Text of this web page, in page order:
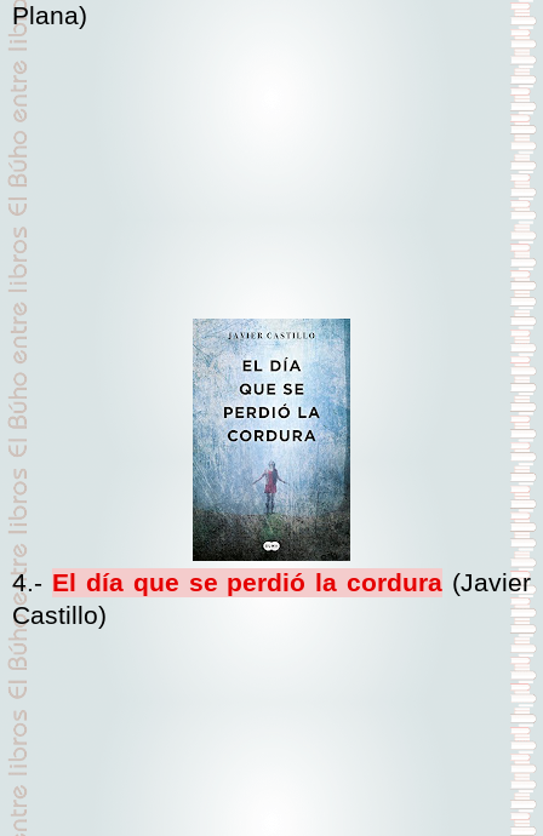
Plana)
4.- El día que se perdió la cordura (Javier
Castillo)